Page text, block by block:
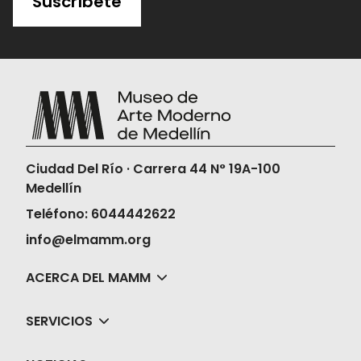
virtual, toma captura de pantalla de la
compra yacércate a la taquilla 15
validar tu boleta.
Una vez compres tus boletas, el Museo
no realizará la devolución ni en dinero ni
en cambios de fechas, horas o películas.
Ciudad Del Río · Carrera 44 N° 19A-100
Medellín
Teléfono: 6044442622
info@elmamm.org
ACERCA DEL MAMM
SERVICIOS